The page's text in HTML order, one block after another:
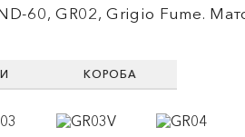
60, GR02, Grigio Fume.
КОРОБА